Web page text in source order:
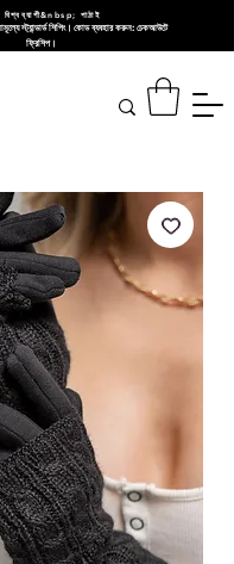
বিশ্বব্যাপী&nbsp; পাঠাই
স্ট্যান্ডার্ড শিপিং। কোড ব্যবহার করুন: চেকআউটে
ফ্রিশিপ।